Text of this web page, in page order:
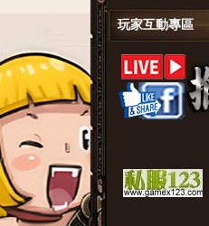
玩家互動專區